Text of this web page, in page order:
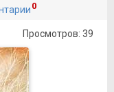
0
Просмотров: 39